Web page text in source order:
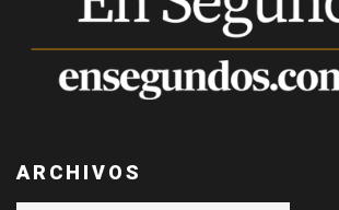
ARCHIVOS